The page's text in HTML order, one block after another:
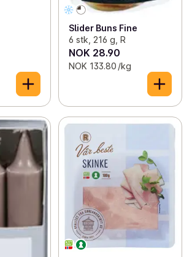
Slider Buns Fine
6 stk, 216 g, R
NOK 28.90
NOK 133.80 /kg